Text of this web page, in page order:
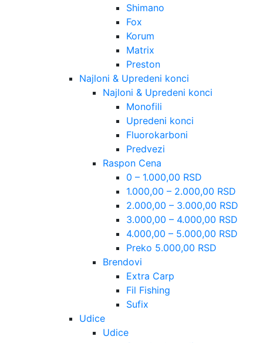
Shimano
Fox
Korum
Matrix
Preston
Najloni & Upredeni konci
Najloni & Upredeni konci
Monofili
Upredeni konci
Fluorokarboni
Predvezi
Raspon Cena
0 – 1.000,00 RSD
1.000,00 – 2.000,00 RSD
2.000,00 – 3.000,00 RSD
3.000,00 – 4.000,00 RSD
4.000,00 – 5.000,00 RSD
Preko 5.000,00 RSD
Brendovi
Extra Carp
Fil Fishing
Sufix
Udice
Udice